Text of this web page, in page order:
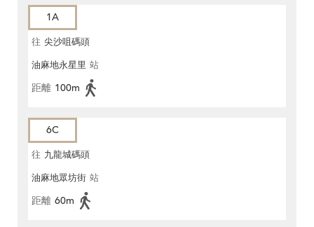
1A
往 尖沙咀碼頭
油麻地永星里 站
距離 100m
6C
往 九龍城碼頭
油麻地眾坊街 站
距離 60m